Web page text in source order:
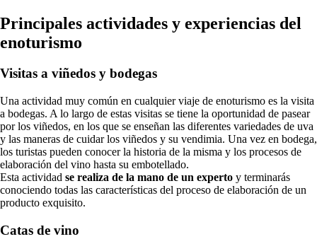
Principales actividades y experiencias del
enoturismo
Visitas a viñedos y bodegas
Una actividad muy común en cualquier viaje de enoturismo es la visita
a bodegas. A lo largo de estas visitas se tiene la oportunidad de pasear
por los viñedos, en los que se enseñan las diferentes variedades de uva
y las maneras de cuidar los viñedos y su vendimia. Una vez en bodega,
los turistas pueden conocer la historia de la misma y los procesos de
elaboración del vino hasta su embotellado.
Esta actividad se realiza de la mano de un experto y terminarás
conociendo todas las características del proceso de elaboración de un
producto exquisito.
Catas de vino